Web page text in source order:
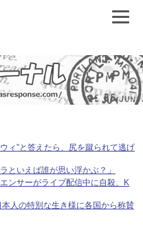
ィ”と答えたら、尻を蹴られて逃げ
といえば誰が思い浮かぶ？」
ンサーがライブ配信中に自殺、K
人の特別な生き様に各国から称賛